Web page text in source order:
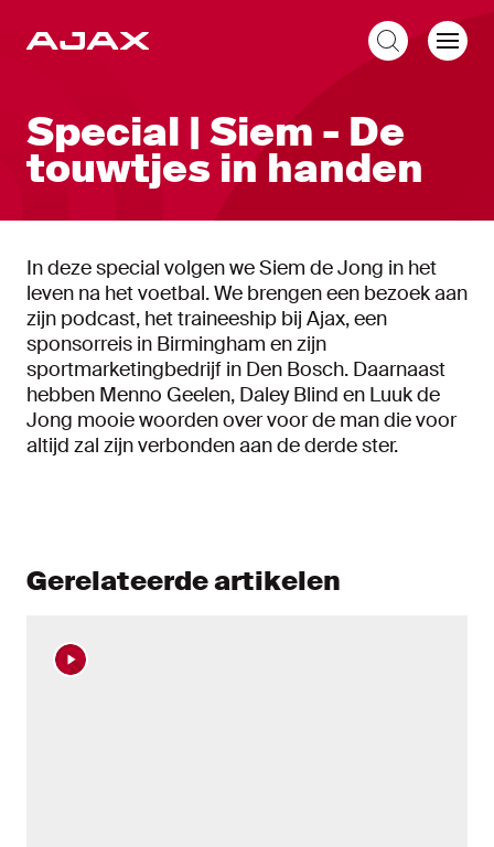
Special | Siem - De
touwtjes in handen
In deze special volgen we Siem de Jong in het
leven na het voetbal. We brengen een bezoek aan
zijn podcast, het traineeship bij Ajax, een
sponsorreis in Birmingham en zijn
sportmarketingbedrijf in Den Bosch. Daarnaast
hebben Menno Geelen, Daley Blind en Luuk de
Jong mooie woorden over voor de man die voor
altijd zal zijn verbonden aan de derde ster.
Gerelateerde artikelen